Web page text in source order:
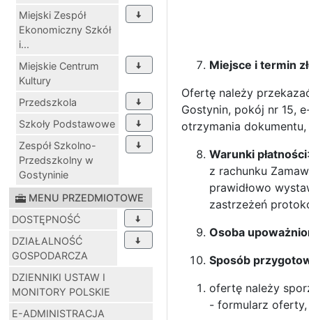
Miejski Zespół
Ekonomiczny Szkół
i...
Miejskie Centrum
Kultury
Przedszkola
Szkoły Podstawowe
Zespół Szkolno-
Przedszkolny w
Gostyninie
MENU PRZEDMIOTOWE
DOSTĘPNOŚĆ
DZIAŁALNOŚĆ
GOSPODARCZA
DZIENNIKI USTAW I
MONITORY POLSKIE
E-ADMINISTRACJA
Miejsce i termin
Ofertę należy
Gostynin, pokój nr 15,
otrzymania
Warunki płatności
z rachunku
prawidłowo
zastrzeżeń
Osoba
Sposób
ofertę należy
- formularz